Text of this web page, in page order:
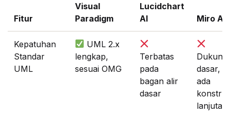
Fitur
Visual
Paradigm
Lucidchart
AI
Miro AI
Kepatuhan
Standar
UML
UML 2.x
lengkap,
sesuai OMG
Terbatas
pada
bagan alir
dasar
dasar,
ada
lanjutan